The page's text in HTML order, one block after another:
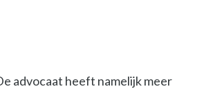
advocaat heeft namelijk meer